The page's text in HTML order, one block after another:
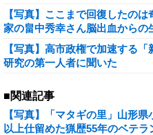
【写真】ここまで回復したの
家の畠中秀幸さん脳出血からの
【写真】高市政権で加速する
研究の第一人者に聞いた
■関連記事
【写真】「マタギの里」山形
以上仕留めた猟歴55年のベテ